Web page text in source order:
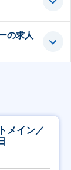
の求人
メイン／